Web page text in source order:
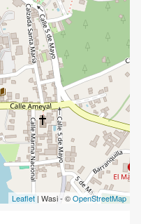
Leaflet | Wasi - ©OpenStreetMap